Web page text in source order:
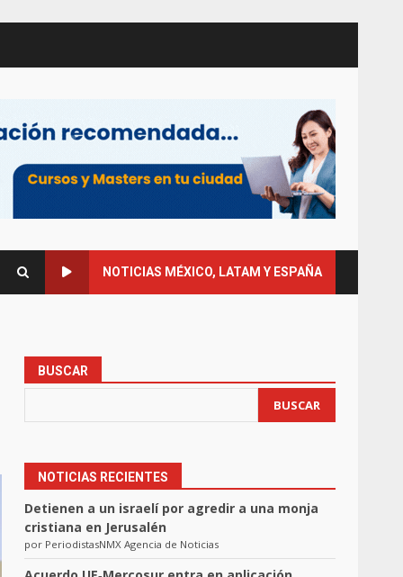
NOTICIAS MÉXICO, LATAM Y ESPAÑA
BUSCAR
BUSCAR
NOTICIAS RECIENTES
Detienen a un israelí por agredir a una monja
cristiana en Jerusalén
por PeriodistasNMX Agencia de Noticias